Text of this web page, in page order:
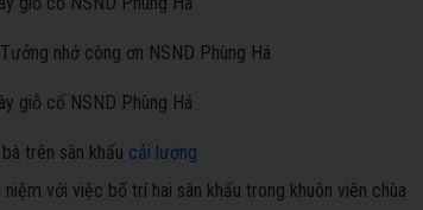
nhớ công ơn NSND Phùng Há
trên sân khấu cải lương
với việc bố trí hai sân khấu trong khuôn viên chùa